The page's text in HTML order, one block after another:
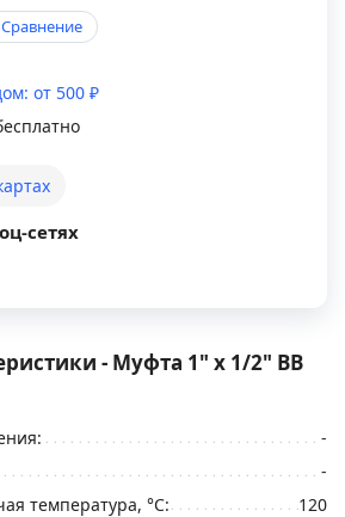
Сравнение
от 500 ₽
сетях
- Муфта 1" x 1/2" ВВ
-
-
температура, °С:
120